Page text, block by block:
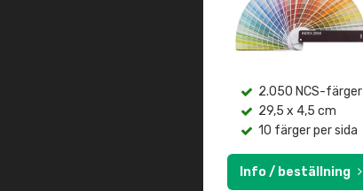
2.050 NCS-färger
29,5 x 4,5 cm
10 färger per sida
Info / beställning